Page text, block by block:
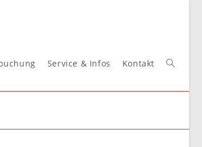
Service & Infos Kontakt Website-